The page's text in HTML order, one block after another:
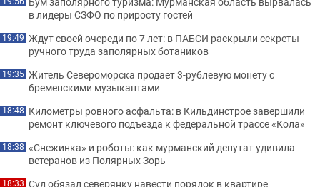
в лидеры СЗФО по приросту гостей
19:49 Ждут своей очереди по 7 лет: в ПАБСИ раскрыли секреты
ручного труда заполярных ботаников
19:35 Житель Североморска продает 3-рублевую монету с
бременскими музыкантами
18:48 Километры ровного асфальта: в Кильдинстрое завершили
ремонт ключевого подъезда к федеральной трассе «Кола»
18:38 «Снежинка» и роботы: как мурманский депутат удивила
ветеранов из Полярных Зорь
18:33 Суд обязал северянку навести порядок в квартире